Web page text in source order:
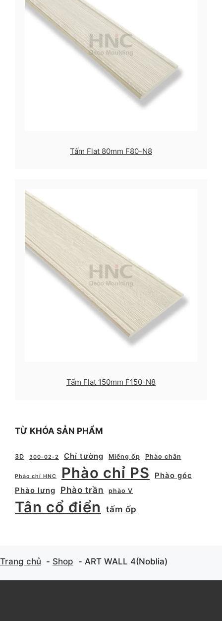
Tấm Flat 80mm F80-N8
Tấm Flat 150mm F150-N8
TỪ KHÓA SẢN PHẨM
3D 300-02-2 Chỉ tường Miếng ốp Phào chân
Phào chỉ HNC Phào chỉ PS
Phào góc
Phào lưng
Phào trần phào V
Tân cổ điển tấm ốp
Trang chủ Shop ART WALL 4(Noblia)